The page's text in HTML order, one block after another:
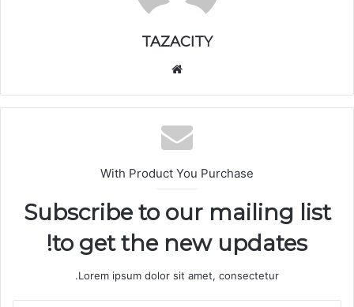
TAZACITY
الوي
ب
With Product You Purchase
Subscribe to our mailing list
to get the new updates!
Lorem ipsum dolor sit amet, consectetur.